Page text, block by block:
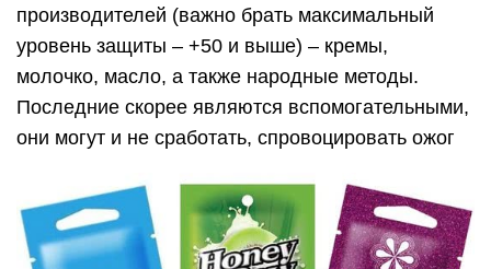
производителей (важно брать максимальный
уровень защиты – +50 и выше) – кремы,
молочко, масло, а также народные методы.
Последние скорее являются вспомогательными,
они могут и не сработать, спровоцировать ожог